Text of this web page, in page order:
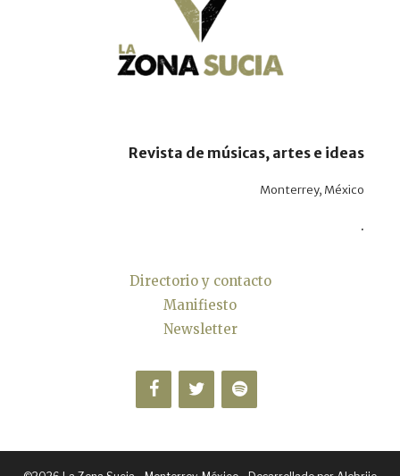
Revista de músicas, artes e ideas
Monterrey, México
.
Directorio y contacto
Manifiesto
Newsletter